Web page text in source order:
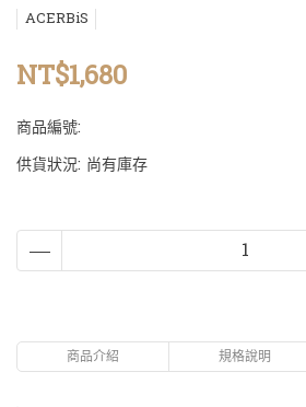
ACERBiS
NT$1,680
商品編號:
供貨狀況: 尚有庫存
商品介紹 規格說明